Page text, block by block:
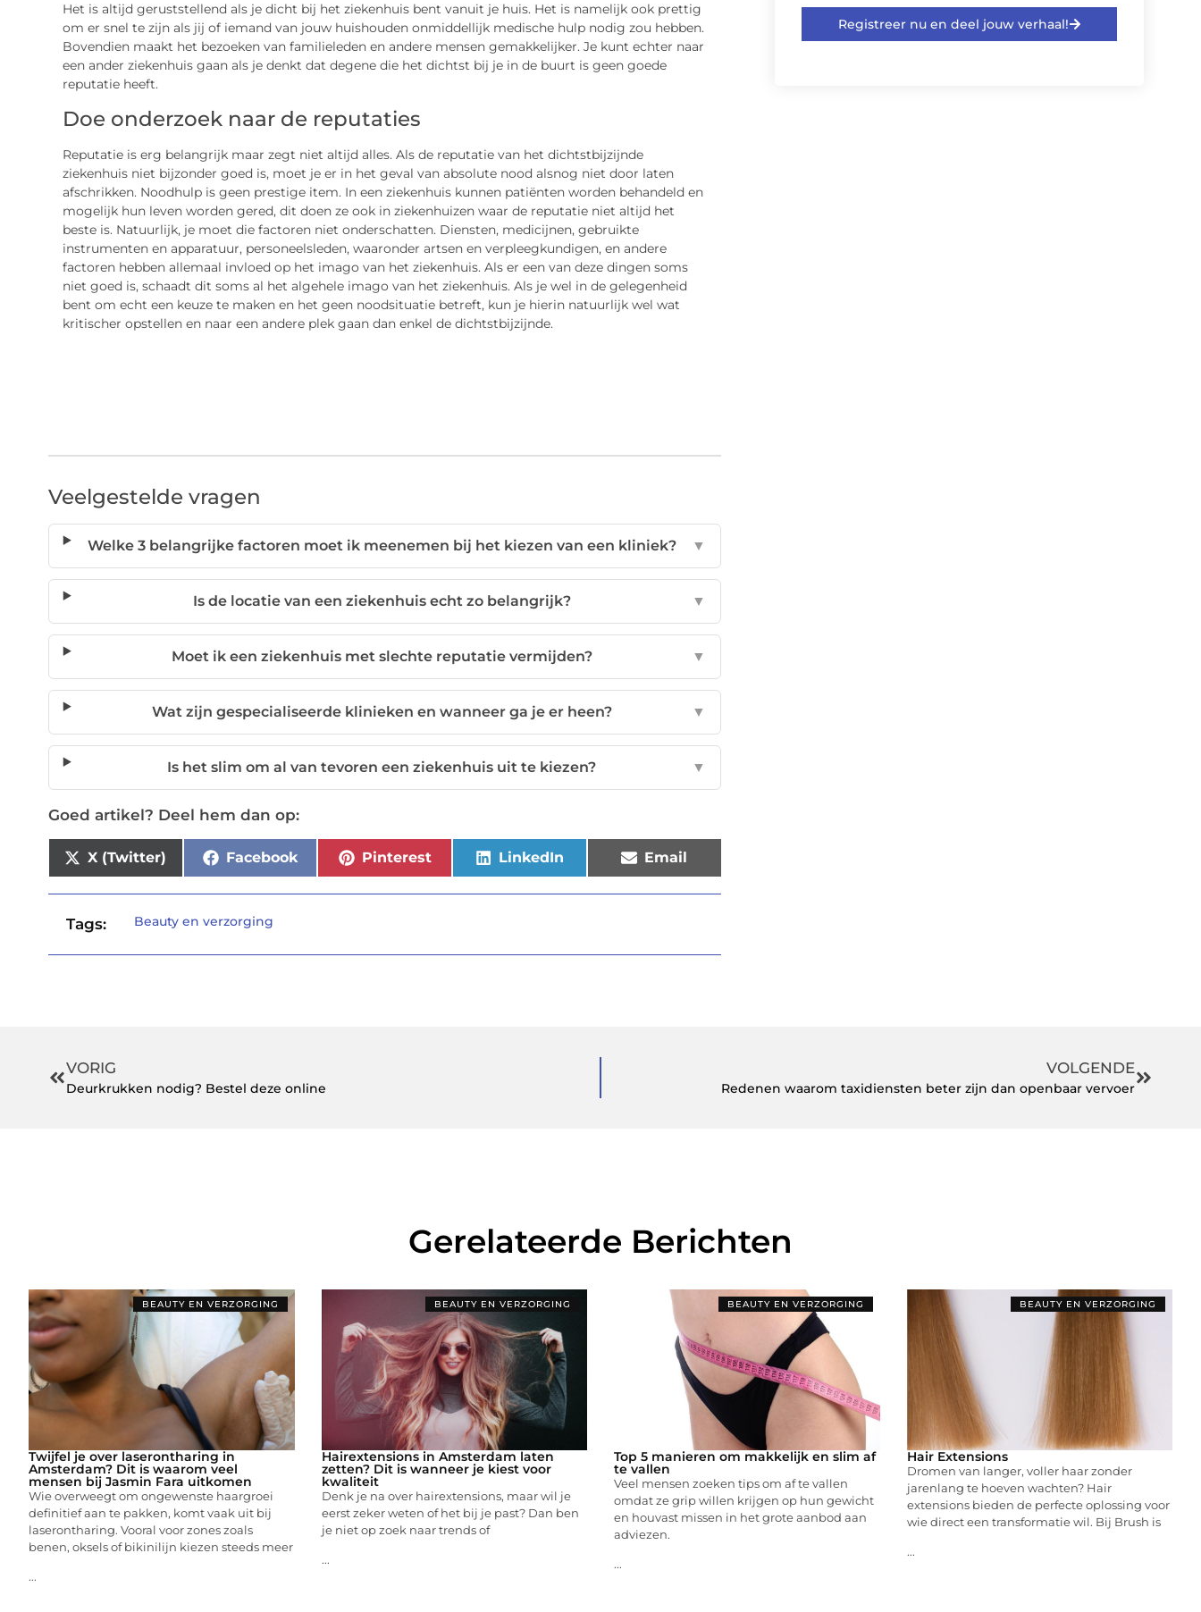
Het is altijd geruststellend als je dicht bij het ziekenhuis bent vanuit je huis. Het is namelijk ook prettig
om er snel te zijn als jij of iemand van jouw huishouden onmiddellijk medische hulp nodig zou hebben.
Bovendien maakt het bezoeken van familieleden en andere mensen gemakkelijker. Je kunt echter naar
een ander ziekenhuis gaan als je denkt dat degene die het dichtst bij je in de buurt is geen goede
reputatie heeft.
Doe onderzoek naar de reputaties
Reputatie is erg belangrijk maar zegt niet altijd alles. Als de reputatie van het dichtstbijzijnde
ziekenhuis niet bijzonder goed is, moet je er in het geval van absolute nood alsnog niet door laten
afschrikken. Noodhulp is geen prestige item. In een ziekenhuis kunnen patiënten worden behandeld en
mogelijk hun leven worden gered, dit doen ze ook in ziekenhuizen waar de reputatie niet altijd het
beste is. Natuurlijk, je moet die factoren niet onderschatten. Diensten, medicijnen, gebruikte
instrumenten en apparatuur, personeelsleden, waaronder artsen en verpleegkundigen, en andere
factoren hebben allemaal invloed op het imago van het ziekenhuis. Als er een van deze dingen soms
niet goed is, schaadt dit soms al het algehele imago van het ziekenhuis. Als je wel in de gelegenheid
bent om echt een keuze te maken en het geen noodsituatie betreft, kun je hierin natuurlijk wel wat
kritischer opstellen en naar een andere plek gaan dan enkel de dichtstbijzijnde.
Veelgestelde vragen
Welke 3 belangrijke factoren moet ik meenemen bij het kiezen van een kliniek? ▼
Is de locatie van een ziekenhuis echt zo belangrijk? ▼
Moet ik een ziekenhuis met slechte reputatie vermijden? ▼
Wat zijn gespecialiseerde klinieken en wanneer ga je er heen? ▼
Is het slim om al van tevoren een ziekenhuis uit te kiezen? ▼
Goed artikel? Deel hem dan op:
X (Twitter) Facebook Pinterest LinkedIn Email
Tags: Beauty en verzorging
Registreer nu en deel jouw verhaal!
VORIG
Deurkrukken nodig? Bestel deze online
VOLGENDE
Redenen waarom taxidiensten beter zijn dan openbaar vervoer
Gerelateerde Berichten
BEAUTY EN VERZORGING
Twijfel je over laserontharing in
Amsterdam? Dit is waarom veel
mensen bij Jasmin Fara uitkomen
Wie overweegt om ongewenste haargroei
definitief aan te pakken, komt vaak uit bij
laserontharing. Vooral voor zones zoals
benen, oksels of bikinilijn kiezen steeds meer
...
BEAUTY EN VERZORGING
Hairextensions in Amsterdam laten
zetten? Dit is wanneer je kiest voor
kwaliteit
Denk je na over hairextensions, maar wil je
eerst zeker weten of het bij je past? Dan ben
je niet op zoek naar trends of
...
BEAUTY EN VERZORGING
Top 5 manieren om makkelijk en slim af
te vallen
Veel mensen zoeken tips om af te vallen
omdat ze grip willen krijgen op hun gewicht
en houvast missen in het grote aanbod aan
adviezen.
...
BEAUTY EN VERZORGING
Hair Extensions
Dromen van langer, voller haar zonder
jarenlang te hoeven wachten? Hair
extensions bieden de perfecte oplossing voor
wie direct een transformatie wil. Bij Brush is
...